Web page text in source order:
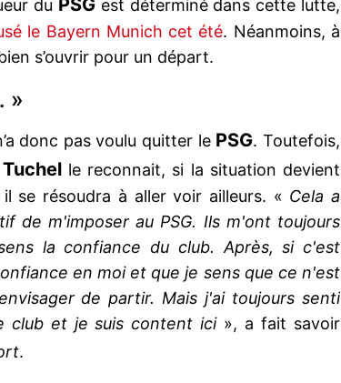
du PSGest déterminé dans cette lutte,
le Bayern Munich cet été. Néanmoins, à
s’ouvrir pour un départ.
»
donc pas voulu quitter le PSG. Toutefois,
le reconnait, si la situation devient
se résoudra à aller voir ailleurs. « Cela a
de m'imposer au PSG. Ils m'ont toujours
la confiance du club. Après, si c'est
en moi et que je sens que ce n'est
de partir. Mais j'ai toujours senti
club et je suis content ici», a fait savoir
.